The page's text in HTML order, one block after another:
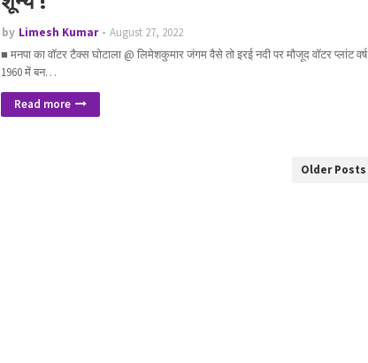
by Limesh Kumar
August 27, 2022
■ मनपा का वॉटर टैक्स घोटाला @ लिमेशकुमार जंगम वैसे तो इरई नदी पर मौजूद वॉटर प्लांट वर्ष
1960 में बन…
Read more
Older Posts